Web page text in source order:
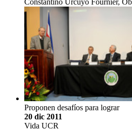
Proponen desafíos para lograr
20 dic 2011
Vida UCR